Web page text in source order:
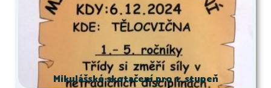
Mikulášské skotačení pro 1. stupeň